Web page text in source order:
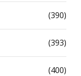
(390)
(393)
(400)